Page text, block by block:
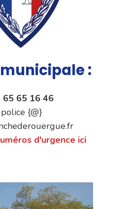
:
65 65 16 46
police {@}
d'urgence ici